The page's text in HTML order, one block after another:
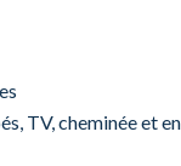
TV, cheminée et